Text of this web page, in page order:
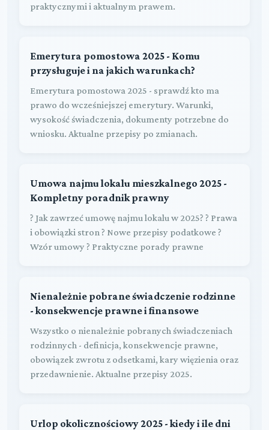
praktycznymi i aktualnym prawem.
Emerytura pomostowa 2025 - Komu
przysługuje i na jakich warunkach?
Emerytura pomostowa 2025 - sprawdź kto ma
prawo do wcześniejszej emerytury. Warunki,
wysokość świadczenia, dokumenty potrzebne do
wniosku. Aktualne przepisy po zmianach.
Umowa najmu lokalu mieszkalnego 2025 -
Kompletny poradnik prawny
? Jak zawrzeć umowę najmu lokalu w 2025? ? Prawa
i obowiązki stron ? Nowe przepisy podatkowe ?
Wzór umowy ? Praktyczne porady prawne
Nienależnie pobrane świadczenie rodzinne
- konsekwencje prawne i finansowe
Wszystko o nienależnie pobranych świadczeniach
rodzinnych - definicja, konsekwencje prawne,
obowiązek zwrotu z odsetkami, kary więzienia oraz
przedawnienie. Aktualne przepisy 2025.
Urlop okolicznościowy 2025 - kiedy i ile dni